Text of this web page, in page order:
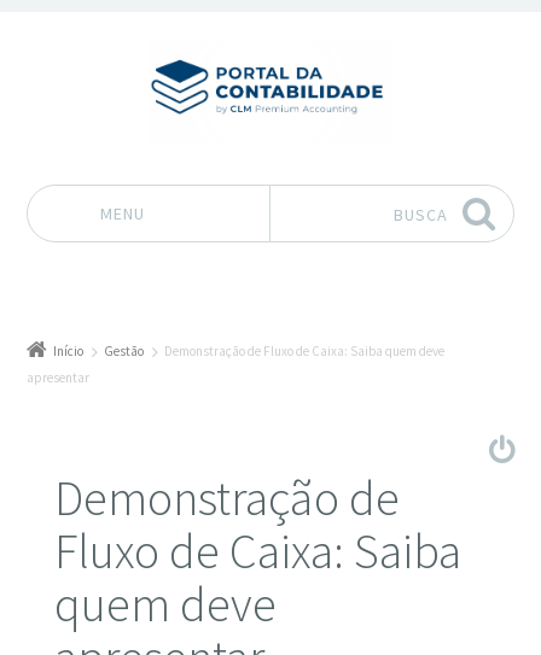
MENU BUSCA
Início Gestão
Demonstração de Fluxo de Caixa: Saiba quem deve
apresentar
Demonstração de
Fluxo de Caixa: Saiba
quem deve